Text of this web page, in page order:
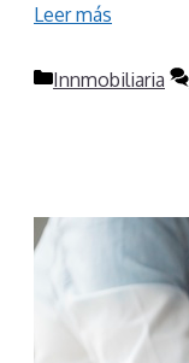
Leer más
Categorías
Innmobiliaria